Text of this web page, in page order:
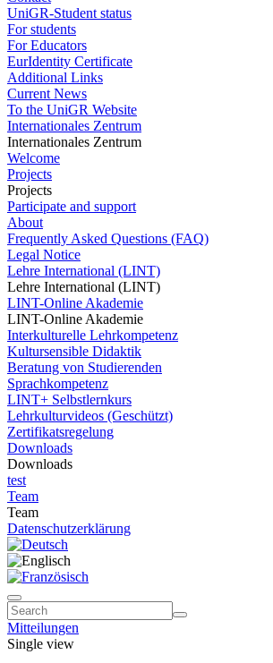
UniGR-Student status
For students
For Educators
EurIdentity Certificate
Additional Links
Current News
To the UniGR Website
Internationales Zentrum
Internationales Zentrum
Welcome
Projects
Projects
Participate and support
About
Frequently Asked Questions (FAQ)
Legal Notice
Lehre International (LINT)
Lehre International (LINT)
LINT-Online Akademie
LINT-Online Akademie
Interkulturelle Lehrkompetenz
Kultursensible Didaktik
Beratung von Studierenden
Sprachkompetenz
LINT+ Selbstlernkurs
Lehrkulturvideos (Geschützt)
Zertifikatsregelung
Downloads
Downloads
test
Team
Team
Datenschutzerklärung
Mitteilungen
Single view